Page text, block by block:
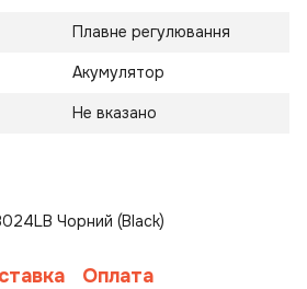
Плавне регулювання
Акумулятор
Не вказано
Чорний (Black)
Оплата